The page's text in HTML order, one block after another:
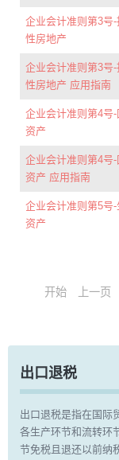
企业会计准则第3号-
性房地产
企业会计准则第3号-
性房地产 应用指南
企业会计准则第4号-
资产
企业会计准则第4号-
资产 应用指南
企业会计准则第5号-
资产
开始 上一页
出口退税
出口退税是指在国际
各生产环节和流转环
节免税且退还以前纳